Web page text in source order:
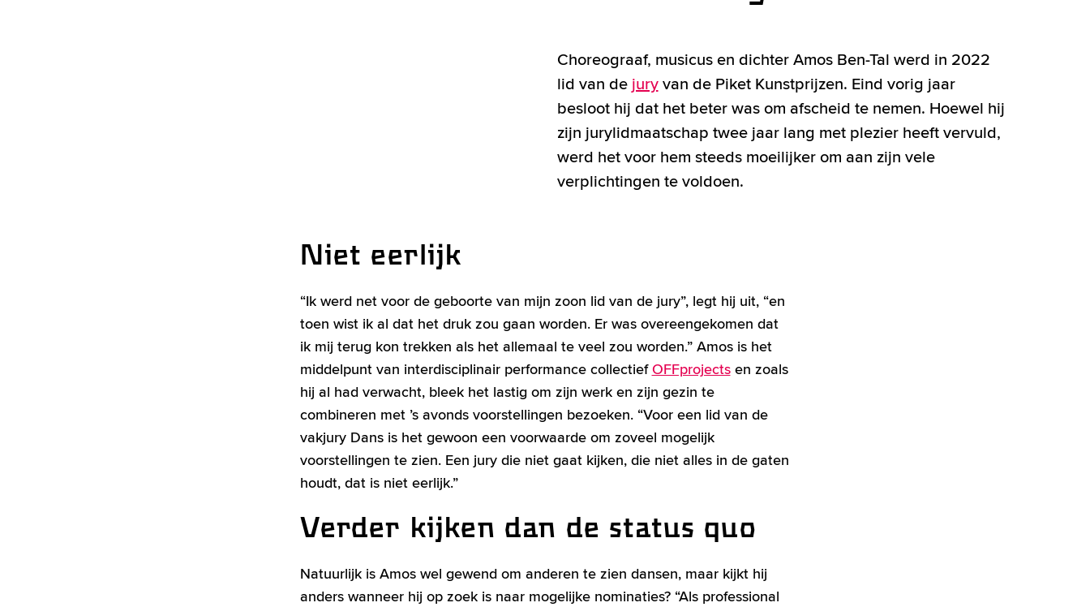
Choreograaf, musicus en dichter Amos Ben-Tal werd in 2022
lid van de juryvan de Piket Kunstprijzen. Eind vorig jaar
besloot hij dat het beter was om afscheid te nemen. Hoewel hij
zijn jurylidmaatschap twee jaar lang met plezier heeft vervuld,
werd het voor hem steeds moeilijker om aan zijn vele
verplichtingen te voldoen.
Niet eerlijk
“Ik werd net voor de geboorte van mijn zoon lid van de jury”, legt hij uit, “en
toen wist ik al dat het druk zou gaan worden. Er was overeengekomen dat
ik mij terug kon trekken als het allemaal te veel zou worden.” Amos is het
middelpunt van interdisciplinair performance collectiefOFFprojectsen zoals
hij al had verwacht, bleek het lastig om zijn werk en zijn gezin te
combineren met ’s avonds voorstellingen bezoeken. “Voor een lid van de
vakjury Dans is het gewoon een voorwaarde om zoveel mogelijk
voorstellingen te zien. Een jury die niet gaat kijken, die niet alles in de gaten
houdt, dat is niet eerlijk.”
Verder kijken dan de status quo
Natuurlijk is Amos wel gewend om anderen te zien dansen, maar kijkt hij
anders wanneer hij op zoek is naar mogelijke nominaties? “Als professional